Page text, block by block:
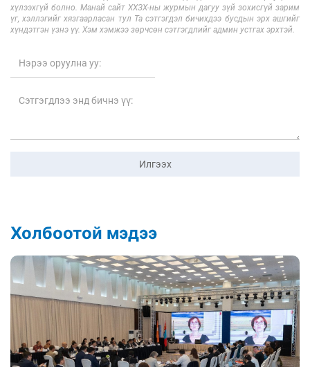
хүлээхгүй болно. Манай сайт ХХЗХ-ны журмын дагуу зүй зохисгүй зарим
үг, хэллэгийг хязгаарласан тул Та сэтгэгдэл бичихдээ бусдын эрх ашгийг
хүндэтгэн үзнэ үү. Хэм хэмжээ зөрчсөн сэтгэгдлийг админ устгах эрхтэй.
Илгээх
Холбоотой мэдээ